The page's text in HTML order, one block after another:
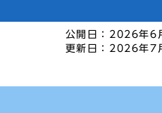
公開日： 2026年6
更新日： 2026年7